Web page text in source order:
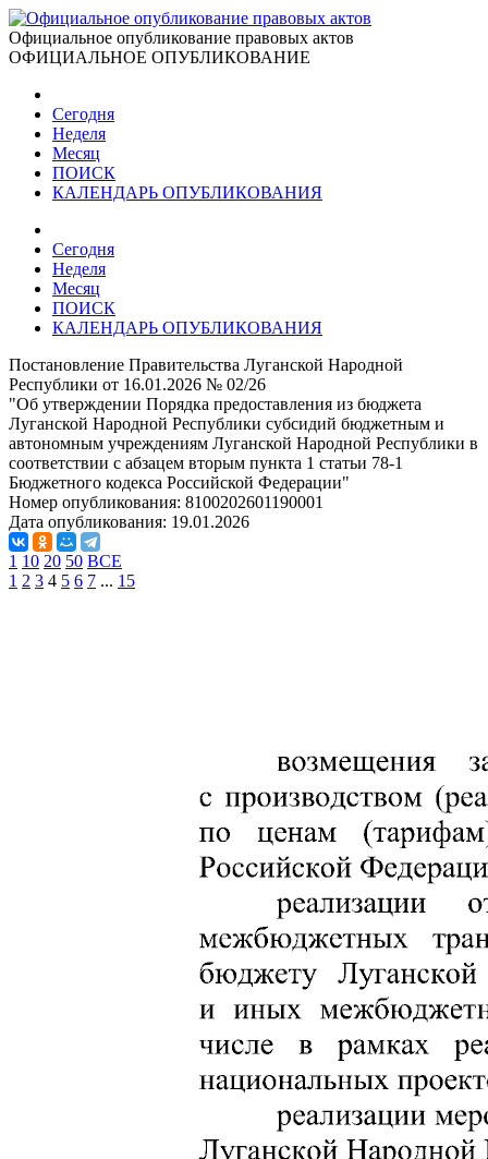
Официальное опубликование правовых актов
ОФИЦИАЛЬНОЕ ОПУБЛИКОВАНИЕ
Сегодня
Неделя
Месяц
ПОИСК
КАЛЕНДАРЬ ОПУБЛИКОВАНИЯ
Сегодня
Неделя
Месяц
ПОИСК
КАЛЕНДАРЬ ОПУБЛИКОВАНИЯ
Постановление Правительства Луганской Народной
Республики от 16.01.2026 № 02/26
"Об утверждении Порядка предоставления из бюджета
Луганской Народной Республики субсидий бюджетным и
автономным учреждениям Луганской Народной Республики в
соответствии с абзацем вторым пункта 1 статьи 78-1
Бюджетного кодекса Российской Федерации"
Номер опубликования: 8100202601190001
Дата опубликования: 19.01.2026
1 10 20 50 ВСЕ
1 2 3 4 5 6 7 ... 15